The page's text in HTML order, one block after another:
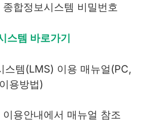
합정보시스템 비밀번호
스템 바로가기
스템(LMS) 이용 매뉴얼(PC,
용방법)
용안내에서 매뉴얼 참조